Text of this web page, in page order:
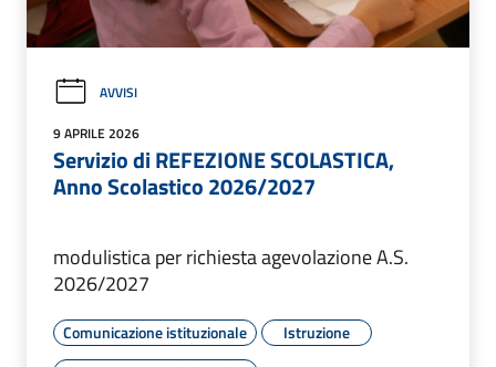
AVVISI
9 APRILE 2026
Servizio di REFEZIONE SCOLASTICA,
Anno Scolastico 2026/2027
modulistica per richiesta agevolazione A.S.
2026/2027
Comunicazione istituzionale
Istruzione